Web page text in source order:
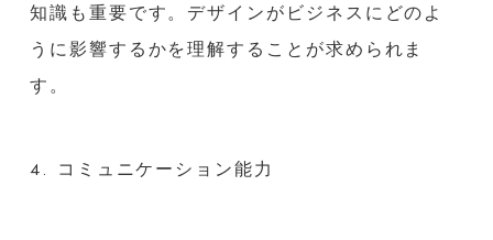
知識も重要です。デザインがビジネスにどのよ
うに影響するかを理解することが求められま
す。
4. コミュニケーション能力